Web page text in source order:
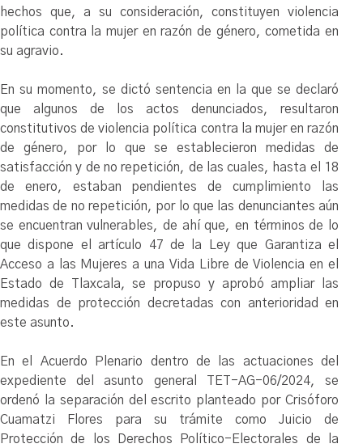
hechos que, a su consideración, constituyen violencia
política contra la mujer en razón de género, cometida en
su agravio.
En su momento, se dictó sentencia en la que se declaró
que algunos de los actos denunciados, resultaron
constitutivos de violencia política contra la mujer en razón
de género, por lo que se establecieron medidas de
satisfacción y de no repetición, de las cuales, hasta el 18
de enero, estaban pendientes de cumplimiento las
medidas de no repetición, por lo que las denunciantes aún
se encuentran vulnerables, de ahí que, en términos de lo
que dispone el artículo 47 de la Ley que Garantiza el
Acceso a las Mujeres a una Vida Libre de Violencia en el
Estado de Tlaxcala, se propuso y aprobó ampliar las
medidas de protección decretadas con anterioridad en
este asunto.
En el Acuerdo Plenario dentro de las actuaciones del
expediente del asunto general TET-AG-06/2024, se
ordenó la separación del escrito planteado por Crisóforo
Cuamatzi Flores para su trámite como Juicio de
Protección de los Derechos Político-Electorales de la